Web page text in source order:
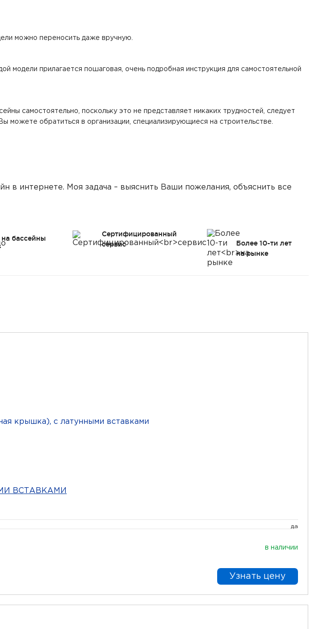
можно переносить даже вручную.
модели прилагается пошаговая, очень подробная инструкция для самостоятельной
самостоятельно, поскольку это не представляет никаких трудностей, следует
обратиться в организации, специализирующиеся на строительстве.
в интернете. Моя задача – выяснить Ваши пожелания, объяснить все
на бассейны
Сертифицированный
сервис
Более 10-ти лет
на рынке
ВСТАВКАМИ
да
в наличии
Узнать цену